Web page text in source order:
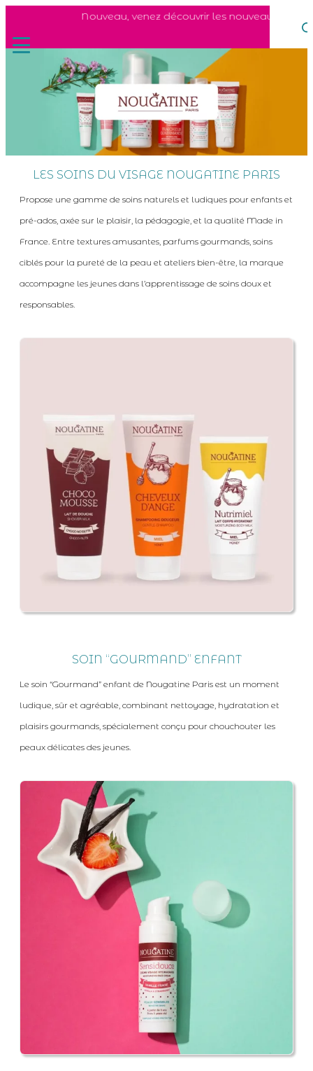
Nouveau, venez découvrir les nouveaux soins
LES SOINS DU VISAGE NOUGATINE PARIS
Propose une gamme de soins naturels et ludiques pour enfants et
pré-ados, axée sur le plaisir, la pédagogie, et la qualité Made in
France. Entre textures amusantes, parfums gourmands, soins
ciblés pour la pureté de la peau et ateliers bien-être, la marque
accompagne les jeunes dans l’apprentissage de soins doux et
responsables.
SOIN “GOURMAND” ENFANT
Le soin “Gourmand” enfant de Nougatine Paris est un moment
ludique, sûr et agréable, combinant nettoyage, hydratation et
plaisirs gourmands, spécialement conçu pour chouchouter les
peaux délicates des jeunes.